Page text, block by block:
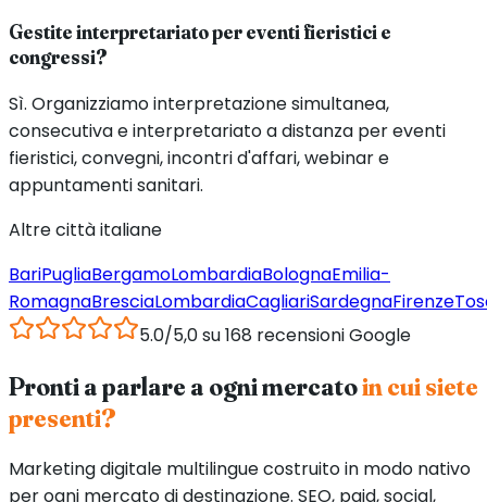
Gestite interpretariato per eventi fieristici e
congressi?
Sì. Organizziamo interpretazione simultanea,
consecutiva e interpretariato a distanza per eventi
fieristici, convegni, incontri d'affari, webinar e
appuntamenti sanitari.
Altre città italiane
BariPugliaBergamoLombardiaBolognaEmilia-
RomagnaBresciaLombardiaCagliariSardegnaFirenze
5.0/5,0 su 168 recensioni Google
Pronti a parlare a ogni mercatoin cui siete
presenti?
Marketing digitale multilingue costruito in modo nativo
per ogni mercato di destinazione. SEO, paid, social,